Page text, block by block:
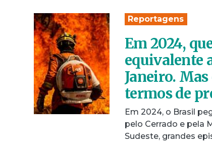
Reportagens
Em 2024,
equivalente
Janeiro.
termos de
Em 2024, o Brasil
pelo Cerrado e pela
Sudeste, grandes